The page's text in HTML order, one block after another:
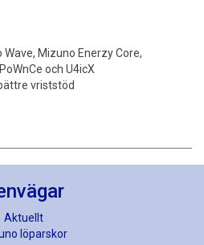
Mizuno Enerzy Core,
och U4icX
vriststöd
Aktuellt
löparskor